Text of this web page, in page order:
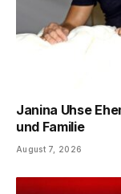
Janina Uhse
und Familie
August 7, 2026